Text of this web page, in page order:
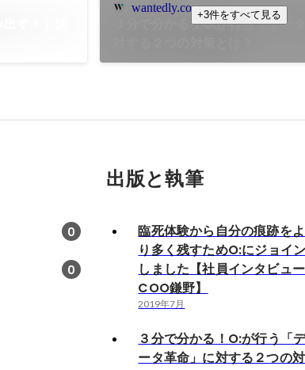
wantedly.com
３分で分かる！O:が行う「デー
+3件をすべて見る
0
0
出版と執筆
臨死体験から自分の痕跡をよ
り多く残すためO:にジョイ
しました【社員インタビュー
COO鎌野】
2019年7月
３分で分かる！O:が行う「
ータ革命」に対する２つの対